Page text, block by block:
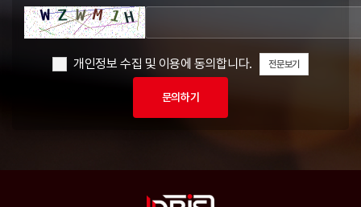
개인정보 수집 및 이용에 동의합니다. 전문보기
문의하기